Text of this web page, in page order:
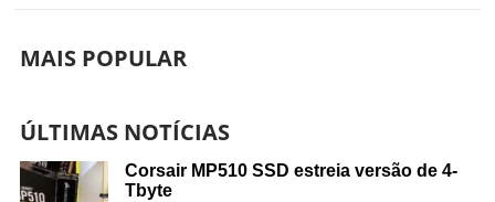
MAIS POPULAR
ÚLTIMAS NOTÍCIAS
Corsair MP510 SSD estreia versão de 4-
Tbyte